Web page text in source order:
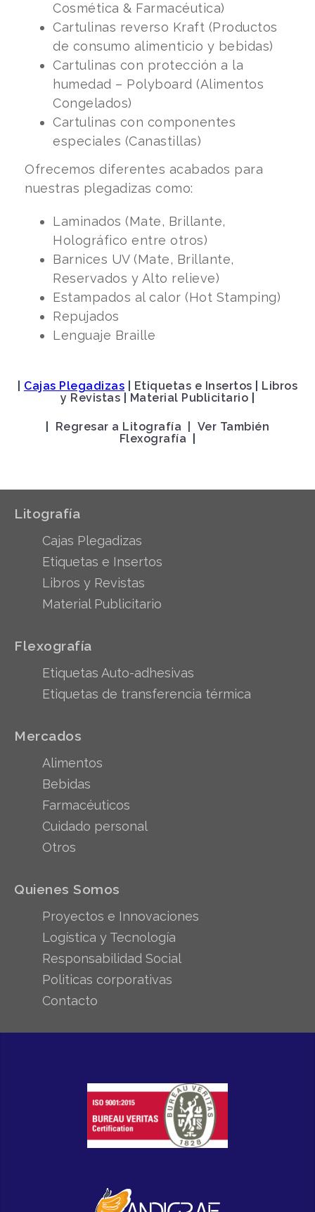
Cosmética & Farmacéutica)
Cartulinas reverso Kraft (Productos
de consumo alimenticio y bebidas)
Cartulinas con protección a la
humedad – Polyboard (Alimentos
Congelados)
Cartulinas con componentes
especiales (Canastillas)
Ofrecemos diferentes acabados para
nuestras plegadizas como:
Laminados (Mate, Brillante,
Holográfico entre otros)
Barnices UV (Mate, Brillante,
Reservados y Alto relieve)
Estampados al calor (Hot Stamping)
Repujados
Lenguaje Braille
Cajas Plegadizas Etiquetas e Insertos
Libros
y Revistas
Material Publicitario
Regresar a Litografía |
Ver También
Flexografía
Litografía
Cajas Plegadizas
Etiquetas e Insertos
Libros y Revistas
Material Publicitario
Flexografía
Etiquetas Auto-adhesivas
Etiquetas de transferencia térmica
Mercados
Alimentos
Bebidas
Farmacéuticos
Cuidado personal
Otros
Quienes Somos
Proyectos e Innovaciones
Logística y Tecnología
Responsabilidad Social
Politicas corporativas
Contacto